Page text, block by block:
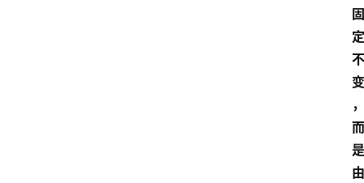
固
定
不
变
，
而
是
由